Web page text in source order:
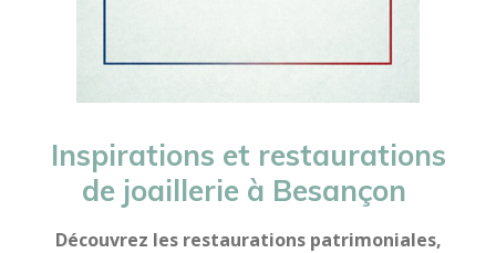
Inspirations et restaurations
de joaillerie à Besançon
Découvrez les restaurations patrimoniales,